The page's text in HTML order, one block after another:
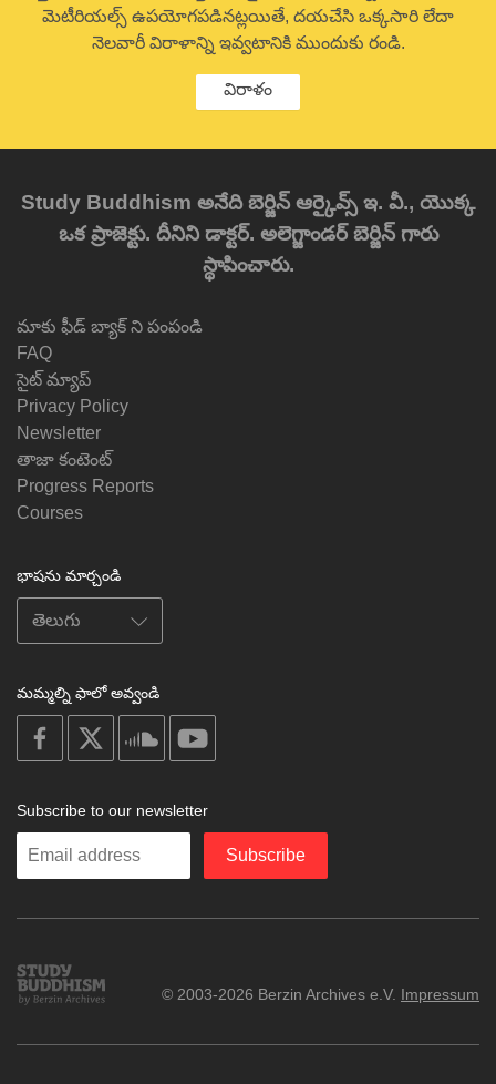
మెటీరియల్స్ ఉపయోగపడినట్లయితే, దయచేసి ఒక్కసారి లేదా
నెలవారీ విరాళాన్ని ఇవ్వటానికి ముందుకు రండి.
విరాళం
Study Buddhism అనేది బెర్జిన్ ఆర్కైవ్స్ ఇ. వీ., యొక్క
ఒక ప్రాజెక్టు. దీనిని డాక్టర్. అలెగ్జాండర్ బెర్జిన్ గారు
స్థాపించారు.
మాకు ఫీడ్ బ్యాక్ ని పంపండి
FAQ
సైట్ మ్యాప్
Privacy Policy
Newsletter
తాజా కంటెంట్
Progress Reports
Courses
భాషను మార్చండి
మమ్మల్ని ఫాలో అవ్వండి
on
facebook
soundcloud
Subscribe to our newsletter
Enter
Subscribe
Study
Buddhism
© 2003-2026 Berzin Archives e.V. Impressum